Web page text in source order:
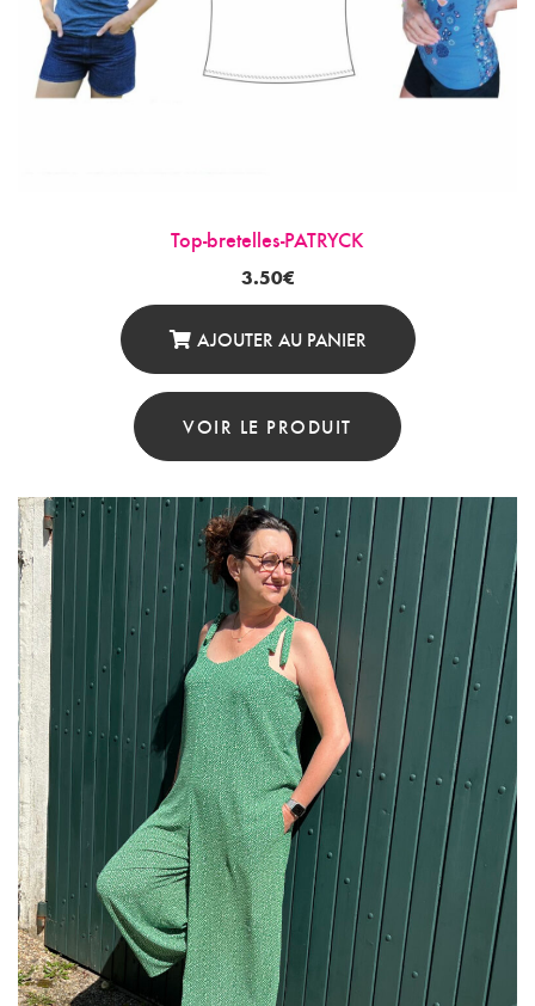
Top-bretelles-PATRYCK
3.50€
AJOUTER AU PANIER
VOIR LE PRODUIT